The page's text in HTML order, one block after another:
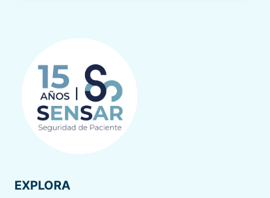
EXPLORA